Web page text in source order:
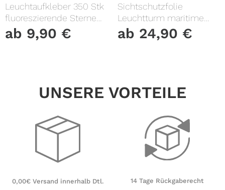
Leuchtaufkleber 350 Stk
fluoreszierende Sterne
und Punkte leuchten im
Dunklen Kinderzimmer
ab 9,90 €
Sichtschutzfolie
Leuchtturm maritime
Fensterfolie Fensterdeko
Milchglasfolie
ab 24,90 €
UNSERE VORTEILE
0,00€ Versand innerhalb Dtl. 14 Tage Rückgaberecht